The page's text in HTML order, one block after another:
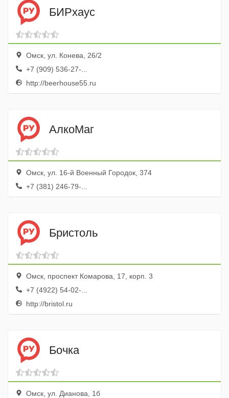
БИРхаус
Омск, ул. Конева, 26/2
+7 (909) 536-27-...
http://beerhouse55.ru
АлкоМаг
Омск, ул. 16-й Военный Городок, 374
+7 (381) 246-79-...
Бристоль
Омск, проспект Комарова, 17, корп. 3
+7 (4922) 54-02-...
http://bristol.ru
Бочка
Омск, ул. Дианова, 1б